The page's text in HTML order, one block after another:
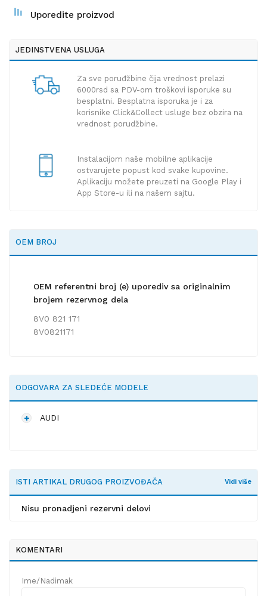
Uporedite proizvod
JEDINSTVENA USLUGA
Za sve poruđžbine čija vrednost prelazi
6000rsd sa PDV-om troškovi isporuke su
besplatni. Besplatna isporuka je i za
korisnike Click&Collect usluge bez obzira na
vrednost porudžbine.
Instalacijom naše mobilne aplikacije
ostvarujete popust kod svake kupovine.
Aplikaciju možete preuzeti na Google Play i
App Store-u ili na našem sajtu.
OEM BROJ
OEM referentni broj (e) uporediv sa originalnim
brojem rezervnog dela
8V0 821 171
8V0821171
ODGOVARA ZA SLEDEĆE MODELE
AUDI
ISTI ARTIKAL DRUGOG PROIZVOĐAČA Vidi više
Nisu pronadjeni rezervni delovi
KOMENTARI
Ime/Nadimak